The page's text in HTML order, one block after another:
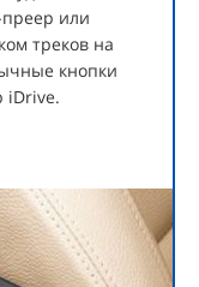
преер или
треков на
кнопки
iDrive.